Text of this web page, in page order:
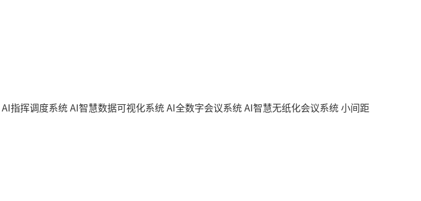
AI指挥调度系统AI智慧数据可视化系统AI全数字会议系统AI智慧无纸化会议系统小间距